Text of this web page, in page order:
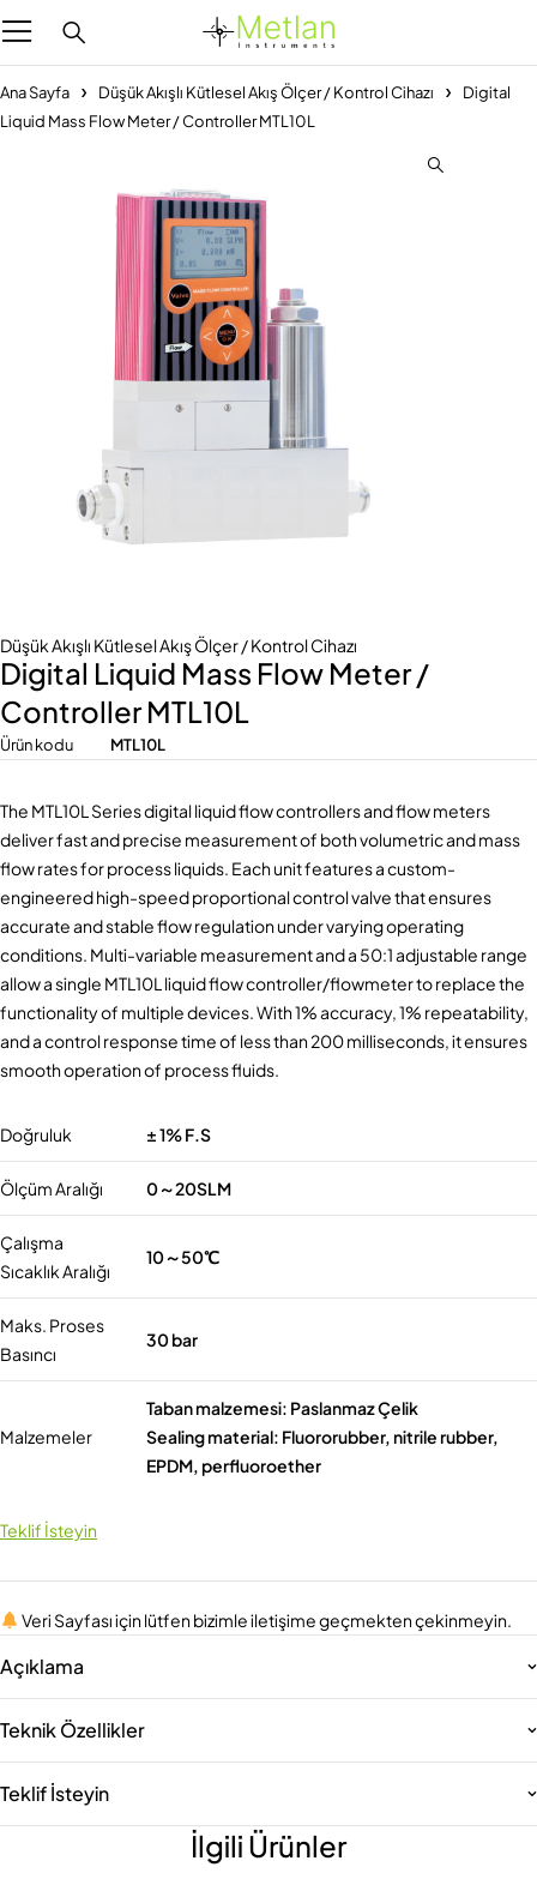
Ana Sayfa Düşük Akışlı Kütlesel Akış Ölçer / Kontrol Cihazı
Digital
Liquid Mass Flow Meter / Controller MTL10L
Düşük Akışlı Kütlesel Akış Ölçer / Kontrol Cihazı
Digital Liquid Mass Flow Meter /
Controller MTL10L
Ürün kodu MTL10L
The MTL10L Series digital liquid flow controllers and flow meters
deliver fast and precise measurement of both volumetric and mass
flow rates for process liquids. Each unit features a custom-
engineered high-speed proportional control valve that ensures
accurate and stable flow regulation under varying operating
conditions. Multi-variable measurement and a 50:1 adjustable range
allow a single MTL10L liquid flow controller/flowmeter to replace the
functionality of multiple devices. With 1% accuracy, 1% repeatability,
and a control response time of less than 200 milliseconds, it ensures
smooth operation of process fluids.
Doğruluk ± 1% F.S
Ölçüm Aralığı 0～20SLM
Çalışma
Sıcaklık Aralığı
10～50℃
Maks. Proses
Basıncı
30 bar
Malzemeler
Taban malzemesi: Paslanmaz Çelik
Sealing material: Fluororubber, nitrile rubber,
EPDM, perfluoroether
Teklif İsteyin
Veri Sayfası için lütfen bizimle iletişime geçmekten çekinmeyin.
Açıklama
Teknik Özellikler
Teklif İsteyin
İlgili Ürünler